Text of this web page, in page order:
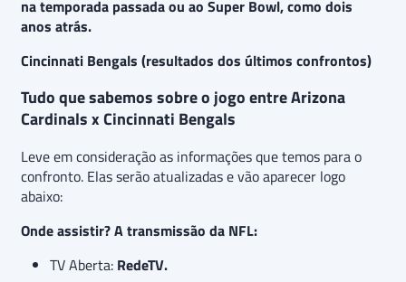
na temporada passada ou ao Super Bowl, como dois
anos atrás.
Cincinnati Bengals (resultados dos últimos confrontos)
Tudo que sabemos sobre o jogo entre Arizona
Cardinals x Cincinnati Bengals
Leve em consideração as informações que temos para o
confronto. Elas serão atualizadas e vão aparecer logo
abaixo:
Onde assistir? A transmissão da NFL:
TV Aberta: RedeTV.